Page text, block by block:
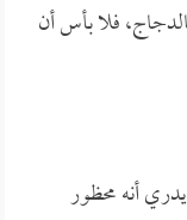
فلا بأس أن
أنه محظور